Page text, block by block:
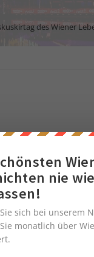
des Wiener
nie
sich bei unserem
monatlich über